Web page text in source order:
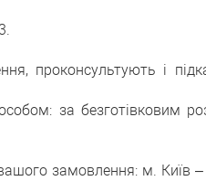
проконсультують і
за безготівковим
замовлення: м. Київ